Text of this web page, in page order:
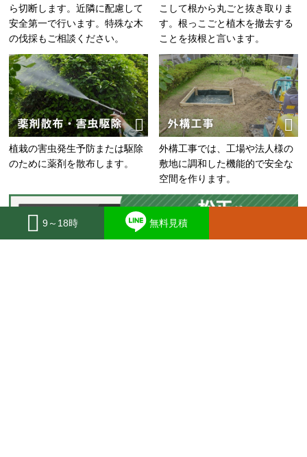
ら切断します。近隣に配慮して
安全第一で行います。特殊な木
の伐採もご相談ください。
こして根から丸ごと抜き取りま
す。根っこごと植木を撤去する
ことを抜根と言います。
薬剤散布・害虫駆除
植栽の害虫発生予防または駆除
のために薬剤を散布します。
外構工事
外構工事では、工場や法人様の
敷地に調和した機能的で安全な
空間を作ります。
9～18時 無料見積